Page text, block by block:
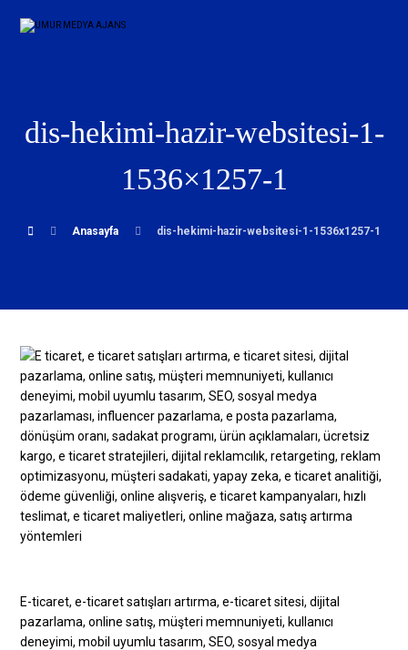
dis-hekimi-hazir-websitesi-1-
1536×1257-1
Anasayfa dis-hekimi-hazir-websitesi-1-1536x1257-1
E-ticaret, e-ticaret satışları artırma, e-ticaret sitesi, dijital
pazarlama, online satış, müşteri memnuniyeti, kullanıcı
deneyimi, mobil uyumlu tasarım, SEO, sosyal medya